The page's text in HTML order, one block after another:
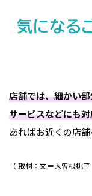
気になる
店舗では、細かい
サービスなどにも
あればお近くの店
取材：文＝大曽根桃子